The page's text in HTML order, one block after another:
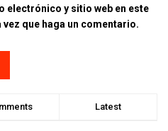
electrónico y sitio web en este
que haga un comentario.
Latest